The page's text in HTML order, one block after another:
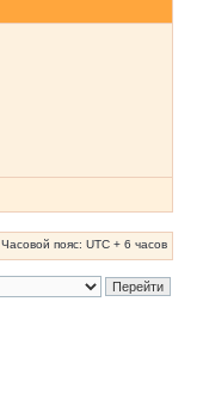
Часовой пояс: UTC + 6 часов